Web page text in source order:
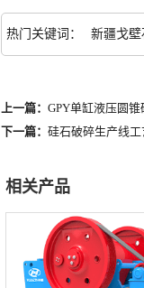
热门关键词： 新疆戈
上一篇： GPY单缸液压圆
下一篇： 硅石破碎生产线工
相关产品